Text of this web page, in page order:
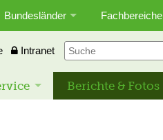
Bundesländer Fachbereiche
Intranet
Berichte & Fotos